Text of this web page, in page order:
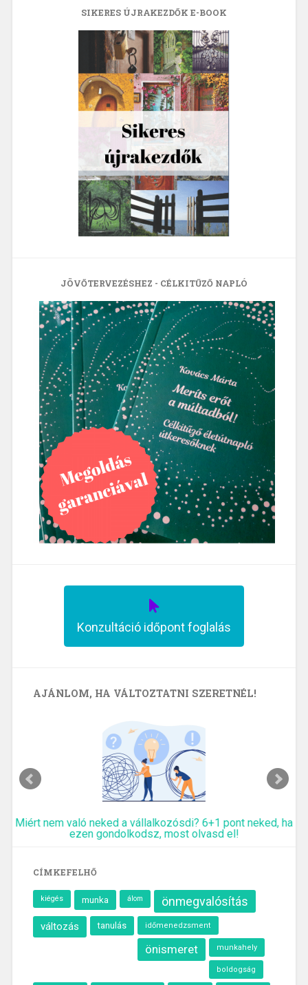
SIKERES ÚJRAKEZDŐK E-BOOK
JÖVŐTERVEZÉSHEZ - CÉLKITŰZŐ NAPLÓ
Konzultáció időpont foglalás
AJÁNLOM, HA VÁLTOZTATNI SZERETNÉL!
10 kreatív módszer újévi kezdéshez, ha elmúltál 40 és
munkaváltáson töröd a fejed
CÍMKEFELHŐ
kiégés munka álom önmegvalósítás
változás tanulás időmenedzsment
önismeret munkahely
boldogság